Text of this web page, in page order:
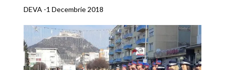
DEVA -1 Decembrie 2018